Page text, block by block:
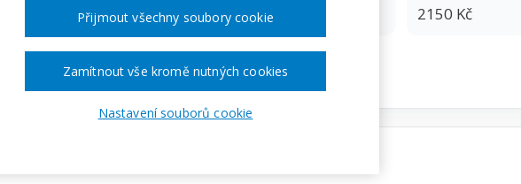
12. 01. 2027 Praha 2150 Kč
Zobrazit akci na webu pořadatele
Nastavení souborů cookie
Zamítnout vše kromě nutných cookies
Přijmout všechny soubory cookie